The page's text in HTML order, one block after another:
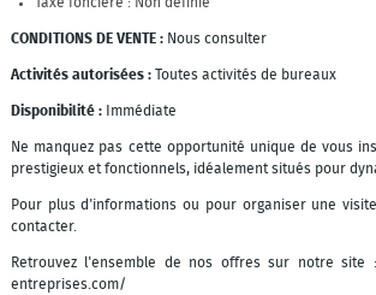
CONDITIONS DE VENTE : Nous consulter
Activités autorisées :Toutes activités de bureaux
Disponibilité :Immédiate
Ne manquez pas cette opportunité unique de vous
prestigieux et fonctionnels, idéalement situés pour
Pour plus d'informations ou pour organiser une
contacter.
Retrouvez l'ensemble de nos offres sur notre site
entreprises.com/